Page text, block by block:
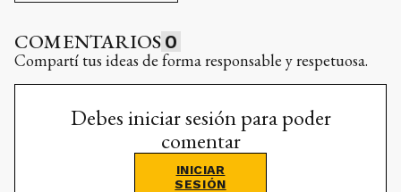
COMENTARIOS 0
Compartí tus ideas de forma responsable y respetuosa.
Debes iniciar sesión para poder
comentar
INICIAR
SESIÓN